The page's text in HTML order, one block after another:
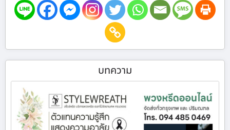
บทความ